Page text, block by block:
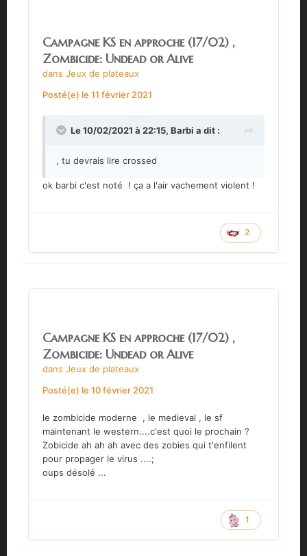
Campagne KS en approche (17/02) ,
Zombicide: Undead or Alive
dans Jeux de plateaux
Posté(e) le 11 février 2021
Le 10/02/2021 à 22:15, Barbi a dit :
, tu devrais lire crossed
ok barbi c'est noté ! ça a l'air vachement violent !
2
Campagne KS en approche (17/02) ,
Zombicide: Undead or Alive
dans Jeux de plateaux
Posté(e) le 10 février 2021
le zombicide moderne , le medieval , le sf
maintenant le western....c'est quoi le prochain ?
Zobicide ah ah ah avec des zobies qui t'enfilent
pour propager le virus ....;
oups désolé ...
1